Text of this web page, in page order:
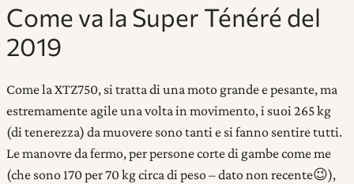
Come va la Super Ténéré del
2019
Come la XTZ750, si tratta di una moto grande e pesante, ma
estremamente agile una volta in movimento, i suoi 265 kg
(di tenerezza) da muovere sono tanti e si fanno sentire tutti.
Le manovre da fermo, per persone corte di gambe come me
(che sono 170 per 70 kg circa di peso – dato non recente😉),